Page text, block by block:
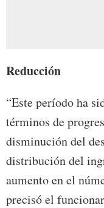
Reducción
“Este período ha
términos de
disminución del
distribución del
aumento en el
precisó el